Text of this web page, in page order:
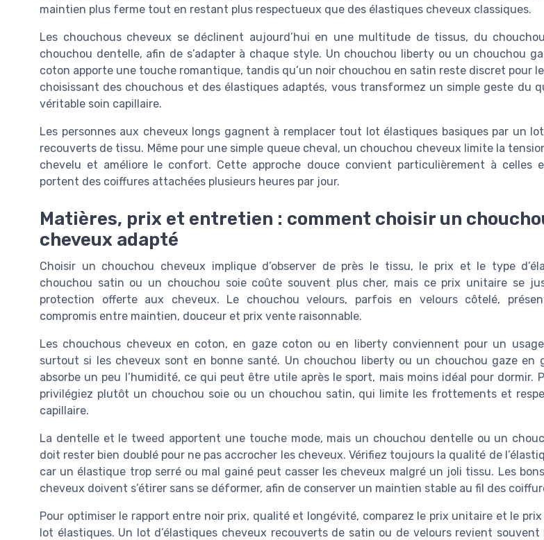
maintien plus ferme tout en restant plus respectueux que des élastiques cheveux classiques.
Les chouchous cheveux se déclinent aujourd’hui en une multitude de tissus, du
chouchou dentelle, afin de s’adapter à chaque style. Un chouchou liberty ou un chouchou
coton apporte une touche romantique, tandis qu’un noir chouchou en satin reste discret pour
choisissant des chouchous et des élastiques adaptés, vous transformez un simple geste du
véritable soin capillaire.
Les personnes aux cheveux longs gagnent à remplacer tout lot élastiques basiques par un
recouverts de tissu. Même pour une simple queue cheval, un chouchou cheveux limite la
chevelu et améliore le confort. Cette approche douce convient particulièrement à celles
portent des coiffures attachées plusieurs heures par jour.
Matières, prix et entretien : comment choisir un
cheveux adapté
Choisir un chouchou cheveux implique d’observer de près le tissu, le prix et le type
chouchou satin ou un chouchou soie coûte souvent plus cher, mais ce prix unitaire se
protection offerte aux cheveux. Le chouchou velours, parfois en velours côtelé,
compromis entre maintien, douceur et prix vente raisonnable.
Les chouchous cheveux en coton, en gaze coton ou en liberty conviennent pour un
surtout si les cheveux sont en bonne santé. Un chouchou liberty ou un chouchou gaze en
absorbe un peu l’humidité, ce qui peut être utile après le sport, mais moins idéal pour dormir.
privilégiez plutôt un chouchou soie ou un chouchou satin, qui limite les frottements et
capillaire.
La dentelle et le tweed apportent une touche mode, mais un chouchou dentelle ou un
doit rester bien doublé pour ne pas accrocher les cheveux. Vérifiez toujours la qualité de
car un élastique trop serré ou mal gainé peut casser les cheveux malgré un joli tissu. Les
cheveux doivent s’étirer sans se déformer, afin de conserver un maintien stable au fil des
Pour optimiser le rapport entre noir prix, qualité et longévité, comparez le prix unitaire et le prix
lot élastiques. Un lot d’élastiques cheveux recouverts de satin ou de velours revient souvent